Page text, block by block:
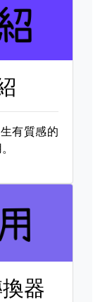
有質感的
器